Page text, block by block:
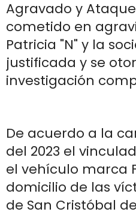
Agravado y
cometido en
Patricia "N" y la
justificada y se
investigación
De acuerdo a la
del 2023 el
el vehículo marca
domicilio de las
de San Cristóbal